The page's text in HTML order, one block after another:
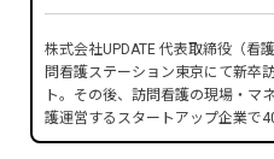
株式会社UPDATE 代表取締役（看
問看護ステーション東京にて新卒
ト。その後、訪問看護の現場・マ
護運営するスタートアップ企業で
い上場企業へのグループインを実